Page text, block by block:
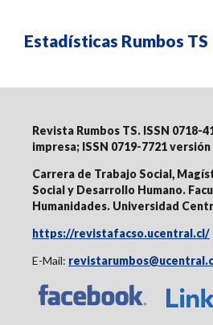
Estadísticas Rumbos TS
Revista Rumbos TS. ISSN 0718-
impresa; ISSN 0719-7721
Carrera de Trabajo Social,
Social y Desarrollo Humano.
Humanidades. Universidad
https://revistafacso.ucentral.cl/
E-Mail: